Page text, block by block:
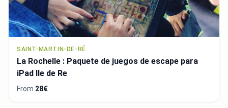
SAINT-MARTIN-DE-RÉ
La Rochelle : Paquete de juegos de escape para
iPad Ile de Re
From 28€